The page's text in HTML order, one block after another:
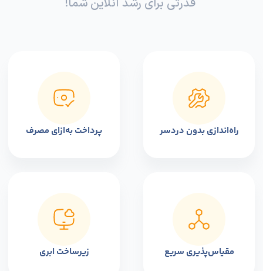
راه‌اندازی بدون دردسر
مقیاس‌پذیری سریع
پرداخت به‌ازای مصرف
زیرساخت ابری